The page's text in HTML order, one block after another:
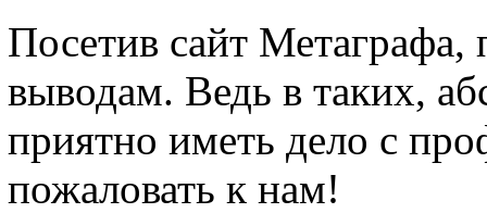
Посетив сайт Метаграфа,
выводам. Ведь в таких,
приятно иметь дело с
пожаловать к нам!